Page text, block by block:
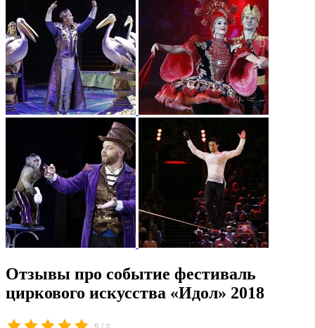
Отзывы про событие фестиваль
циркового искусства «Идол» 2018
/